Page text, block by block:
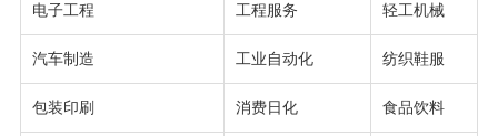
电子工程 工程服务 轻工机械
汽车制造 工业自动化 纺织鞋服
包装印刷 消费日化 食品饮料